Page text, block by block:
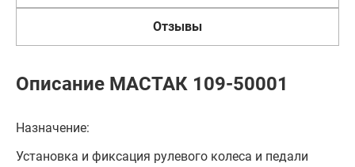
Отзывы
Описание МАСТАК 109-50001
Назначение:
Установка и фиксация рулевого колеса и педали